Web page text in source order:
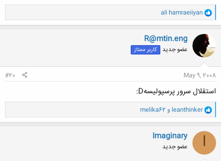
و
ا
ک
ن
ه
ا
ali hamraeiiyan
R@mtin.eng
عضو جدید کاربر ممتاز
May 9, 2008
#20
استقلال سرور پرسپولیسهD:
و
ا
ک
ن
ا
leanthinker و melika62
I
Imaginary
عضو جدید